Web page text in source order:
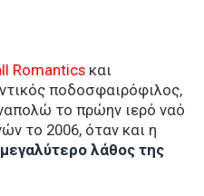
Romantics και
ποδοσφαιρόφιλος,
το πρώην ιερό ναό
το 2006, όταν και η
λάθος της